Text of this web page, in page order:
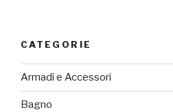
CATEGORIE
Armadi e Accessori
Bagno